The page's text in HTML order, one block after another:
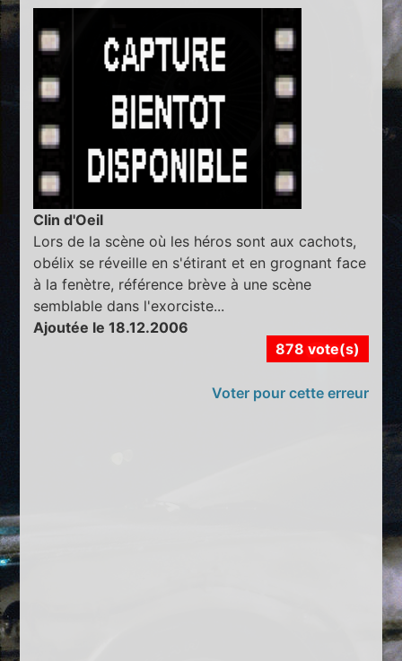
Clin d'Oeil
Lors de la scène où les héros sont aux cachots,
obélix se réveille en s'étirant et en grognant face
à la fenètre, référence brève à une scène
semblable dans l'exorciste...
Ajoutée le 18.12.2006
878 vote(s)
Voter pour cette erreur